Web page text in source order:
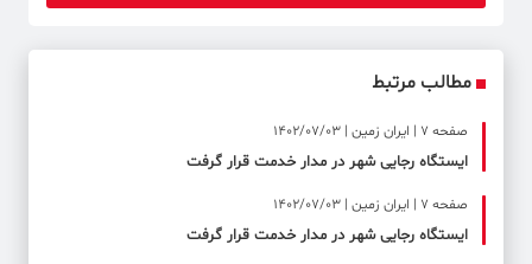
مطالب مرتبط
صفحه ۷ | ایران زمین | 1402/07/03
ایستگاه رجایی شهر در مدار خدمت قرار گرفت
صفحه ۷ | ایران زمین | 1402/07/03
ایستگاه رجایی شهر در مدار خدمت قرار گرفت